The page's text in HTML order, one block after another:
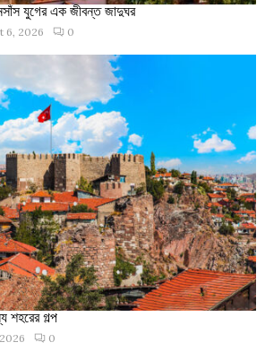
যুগের এক জীবন্ত জাদুঘর
6, 2026 0
গল্প
0